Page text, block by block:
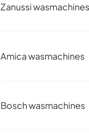
Zanussi wasmachines
Amica wasmachines
Bosch wasmachines